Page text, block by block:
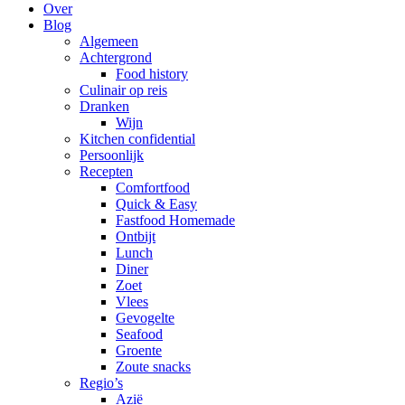
Over
Blog
Algemeen
Achtergrond
Food history
Culinair op reis
Dranken
Wijn
Kitchen confidential
Persoonlijk
Recepten
Comfortfood
Quick & Easy
Fastfood Homemade
Ontbijt
Lunch
Diner
Zoet
Vlees
Gevogelte
Seafood
Groente
Zoute snacks
Regio’s
Azië